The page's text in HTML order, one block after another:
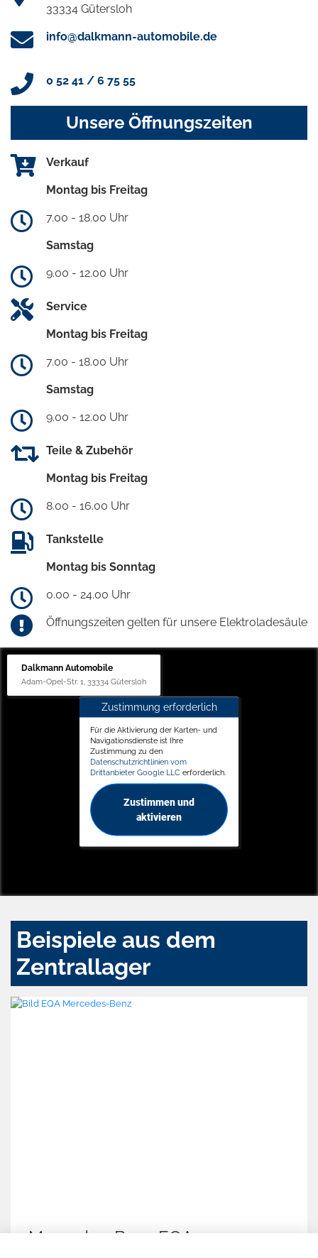
33334 Gütersloh
info@dalkmann-automobile.de
0 52 41 / 6 75 55
Unsere Öffnungszeiten
Verkauf
Montag bis Freitag
7.00 - 18.00 Uhr
Samstag
9.00 - 12.00 Uhr
Service
Montag bis Freitag
7.00 - 18.00 Uhr
Samstag
9.00 - 12.00 Uhr
Teile & Zubehör
Montag bis Freitag
8.00 - 16.00 Uhr
Tankstelle
Montag bis Sonntag
0.00 - 24.00 Uhr
Öffnungszeiten gelten für unsere Elektroladesäule
Dalkmann Automobile
Adam-Opel-Str. 1, 33334 Gütersloh
Zustimmung erforderlich
Für die Aktivierung der Karten- und
Navigationsdienste ist Ihre
Zustimmung zu den
Datenschutzrichtlinien vom
Drittanbieter Google LLC erforderlich.
Zustimmen und
aktivieren
Beispiele aus dem
Zentrallager
Mercedes-Benz EQA